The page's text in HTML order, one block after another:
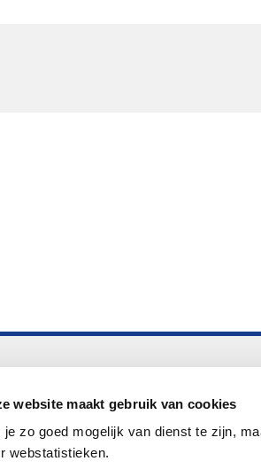
website maakt gebruik van cookies
je zo goed mogelijk van dienst te zijn,
webstatistieken.